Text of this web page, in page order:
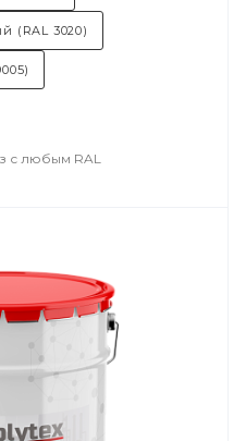
(RAL 3020)
с любым RAL